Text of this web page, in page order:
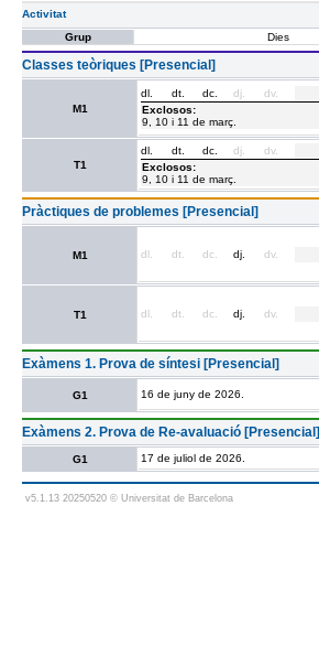
Activitat
Grup
Dies
Classes teòriques [Presencial]
M1
dl. dt. dc. dj. dv.
Exclosos:
9, 10 i 11 de març.
T1
dl. dt. dc. dj. dv.
Exclosos:
9, 10 i 11 de març.
Pràctiques de problemes [Presencial]
M1 dl. dt. dc. dj. dv.
T1 dl. dt. dc. dj. dv.
Exàmens 1. Prova de síntesi [Presencial]
G1 16 de juny de 2026.
Exàmens 2. Prova de Re-avaluació [Presencial]
G1 17 de juliol de 2026.
v5.1.13 20250520 © Universitat de Barcelona